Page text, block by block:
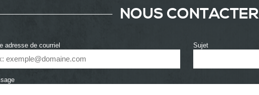
NOUS CONTACTER
adresse de courriel Sujet